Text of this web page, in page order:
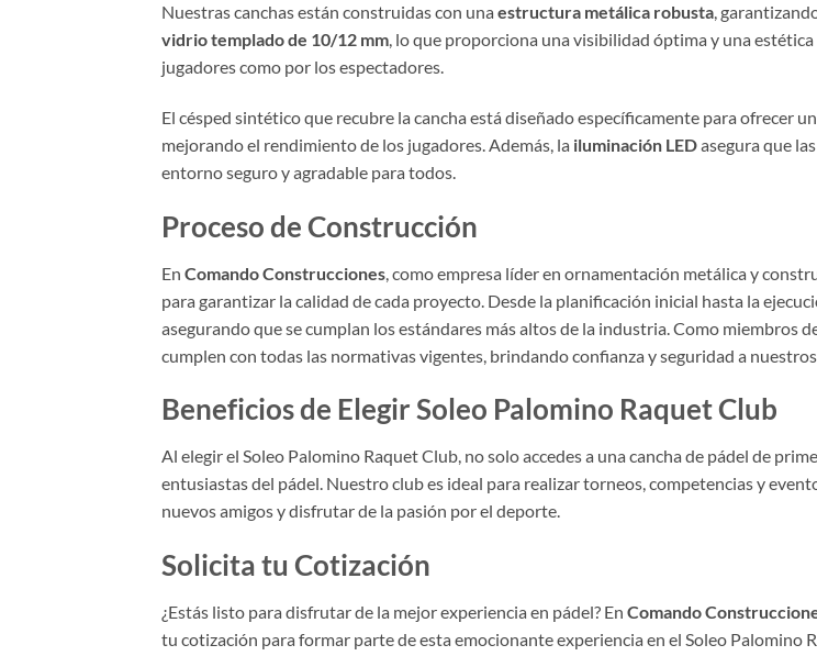
Nuestras canchas están construidas con una estructura metálica robusta,
vidrio templado de 10/12 mm, lo que proporciona una visibilidad óptima y una
jugadores como por los espectadores.
El césped sintético que recubre la cancha está diseñado específicamente para ofrecer
mejorando el rendimiento de los jugadores. Además, la iluminación LEDasegura que
entorno seguro y agradable para todos.
Proceso de Construcción
En Comando Construcciones , como empresa líder en ornamentación metálica y
para garantizar la calidad de cada proyecto. Desde la planificación inicial hasta la
asegurando que se cumplan los estándares más altos de la industria. Como miembros
cumplen con todas las normativas vigentes, brindando confianza y seguridad a
Beneficios de Elegir Soleo Palomino Raquet Club
Al elegir el Soleo Palomino Raquet Club, no solo accedes a una cancha de pádel de
entusiastas del pádel. Nuestro club es ideal para realizar torneos, competencias y
nuevos amigos y disfrutar de la pasión por el deporte.
Solicita tu Cotización
¿Estás listo para disfrutar de la mejor experiencia en pádel? En Comando
tu cotización para formar parte de esta emocionante experiencia en el Soleo Palomino